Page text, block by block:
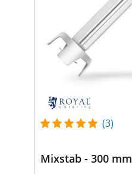
(3)
Mixstab - 300 mm